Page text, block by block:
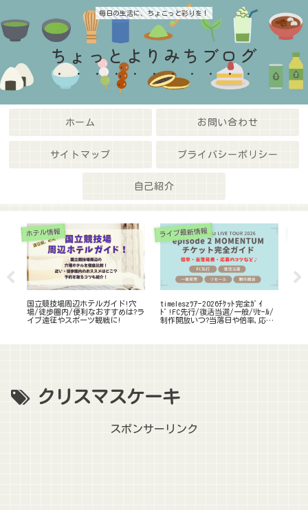
毎日の生活に、ちょこっと彩りを！
ちょっとよりみちブログ
ホーム お問い合わせ
サイトマップ プライバシーポリシー
自己紹介
ホテル情報
国立競技場周辺ホテルガイド!穴
場/徒歩圏内/便利なおすすめは?ラ
イブ遠征やスポーツ観戦に!
ライブ最新情報
timeleszﾂｱｰ2026ﾁｹｯﾄ完全ｶﾞｲ
ﾄﾞ!FC先行/復活当選/一般/ﾘｾｰﾙ/
制作開放いつ?当落日や倍率,応募
クリスマスケーキ
スポンサーリンク